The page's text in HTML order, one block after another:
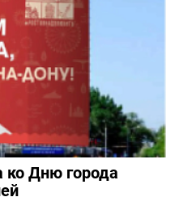
ко Дню города